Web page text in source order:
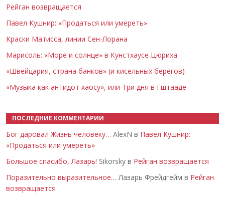
Рейган возвращается
Павел Кушнир: «Продаться или умереть»
Краски Матисса, линии Сен-Лорана
Марисоль: «Море и солнце» в Кунстхаусе Цюриха
«Швейцария, страна банков» (и кисельных берегов)
«Музыка как антидот хаосу», или Три дня в Гштааде
ПОСЛЕДНИЕ КОММЕНТАРИИ
Бог даровал Жизнь человеку… AlexN в Павел Кушнир:
«Продаться или умереть»
Большое спасибо, Лазарь! Sikorsky в Рейган возвращается
Поразительно выразительное… Лазарь Фрейдгейм в Рейган
возвращается